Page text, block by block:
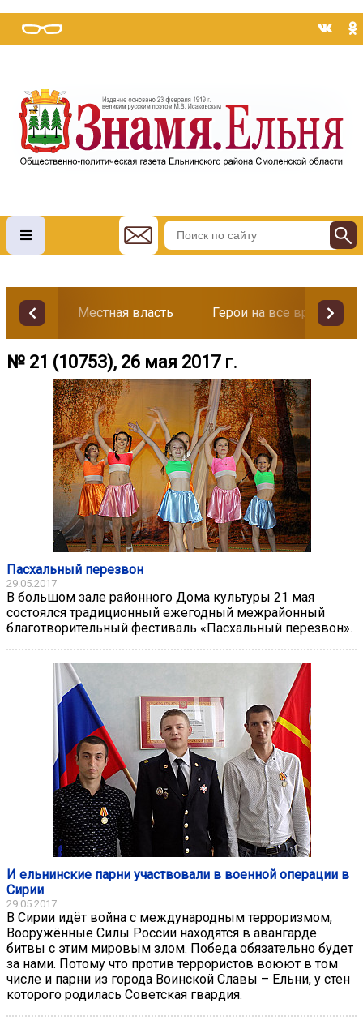
Местная власть Герои на все времена
№ 21 (10753), 26 мая 2017 г.
Пасхальный перезвон
29.05.2017
В большом зале районного Дома культуры 21 мая
состоялся традиционный ежегодный межрайонный
благотворительный фестиваль «Пасхальный перезвон».
И ельнинские парни участвовали в военной операции в
Сирии
29.05.2017
В Сирии идёт война с международным терроризмом,
Вооружённые Силы России находятся в авангарде
битвы с этим мировым злом. Победа обязательно будет
за нами. Потому что против террористов воюют в том
числе и парни из города Воинской Славы – Ельни, у стен
которого родилась Советская гвардия.